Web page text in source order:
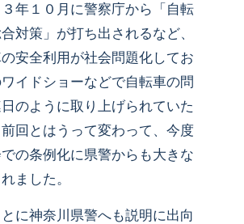
年１０月に警察庁から「自転
対策」が打ち出されるなど、
安全利用が社会問題化してお
イドショーなどで自転車の問
のように取り上げられていた
回とはうって変わって、今度
の条例化に県警からも大きな
ました。
に神奈川県警へも説明に出向